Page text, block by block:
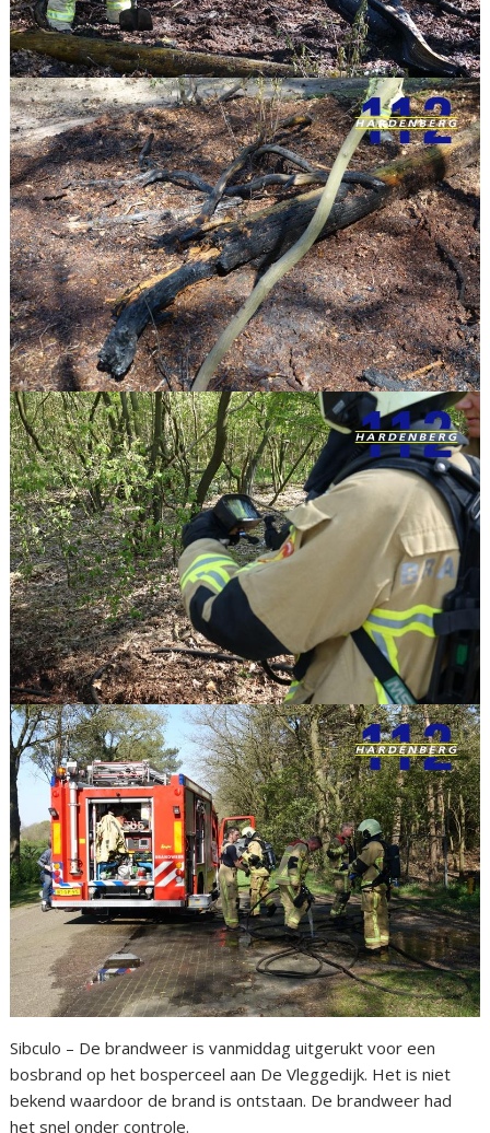
Sibculo – De brandweer is vanmiddag uitgerukt voor een
bosbrand op het bosperceel aan De Vleggedijk. Het is niet
bekend waardoor de brand is ontstaan. De brandweer had
het snel onder controle.